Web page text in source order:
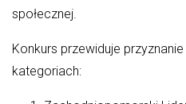
społecznej.
Konkurs przewiduje
kategoriach:
lipiec 2026
maj 2026